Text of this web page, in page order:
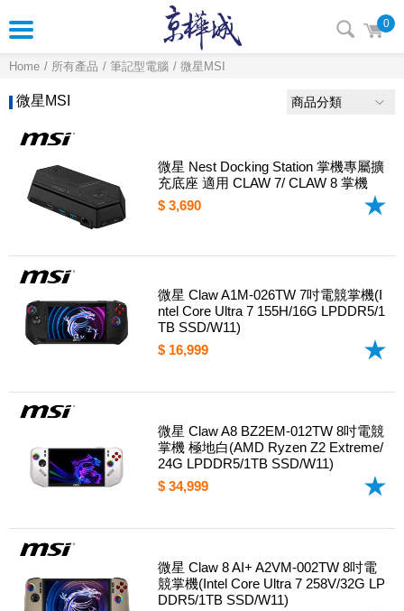
0
Home 所有產品 筆記型電腦 微星MSI
微星MSI 商品分類
微星 Nest Docking Station 掌機專屬擴
充底座 適用 CLAW 7/ CLAW 8 掌機
$ 3,690
微星 Claw A1M-026TW 7吋電競掌機(I
ntel Core Ultra 7 155H/16G LPDDR5/1
TB SSD/W11)
$ 16,999
微星 Claw A8 BZ2EM-012TW 8吋電競
掌機 極地白(AMD Ryzen Z2 Extreme/
24G LPDDR5/1TB SSD/W11)
$ 34,999
微星 Claw 8 AI+ A2VM-002TW 8吋電
競掌機(Intel Core Ultra 7 258V/32G LP
DDR5/1TB SSD/W11)